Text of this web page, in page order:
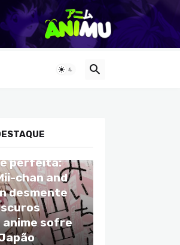
perfeita:
chan and
desmente
anime sofre